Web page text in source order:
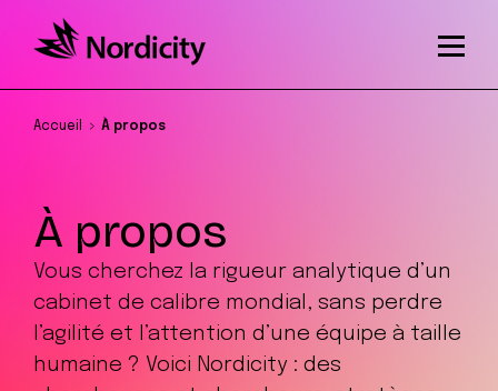
Accueil À propos
À propos
Vous cherchez la rigueur analytique d’un
cabinet de calibre mondial, sans perdre
l’agilité et l’attention d’une équipe à taille
humaine ? Voici Nordicity : des